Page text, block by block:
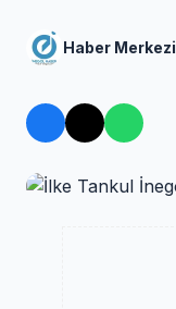
Haber Merkezi